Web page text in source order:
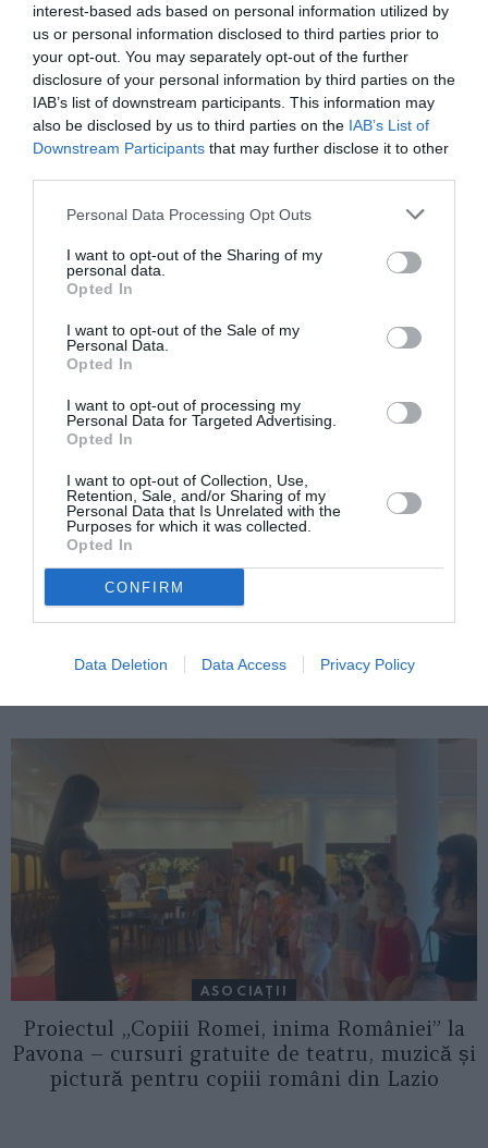
interest-based ads based on personal information utilized by
us or personal information disclosed to third parties prior to
your opt-out. You may separately opt-out of the further
disclosure of your personal information by third parties on the
IAB’s list of downstream participants. This information may
also be disclosed by us to third parties on the IAB’s List of
Downstream Participants that may further disclose it to other
Personal Data Processing Opt Outs
I want to opt-out of the Sharing of my
personal data.
Opted In
I want to opt-out of the Sale of my
Personal Data.
Opted In
I want to opt-out of processing my
Personal Data for Targeted Advertising.
Opted In
I want to opt-out of Collection, Use,
Retention, Sale, and/or Sharing of my
Personal Data that Is Unrelated with the
Purposes for which it was collected.
Opted In
CONFIRM
Data Deletion Data Access Privacy Policy
See
more
Articolul anterior
Elevii de clasa a XII-a renunţă să mai dea
Bacalaureatul şi pleacă la muncă în
străinătate
somn de 120 de kg care se hrănea cu raţe şi
AȚI PUTEA DORI DE
ASEMENEA
ITALIA
Concursul Miss Badante 2026: informații
ASOCIAŢII
Proiectul „Copiii Romei, inima României” la
Pavona – cursuri gratuite de teatru, muzică și
pictură pentru copiii români din Lazio